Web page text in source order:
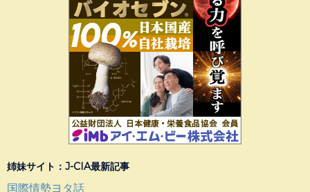
姉妹サイト：J-CIA最新記事
国際情勢ヨタ話